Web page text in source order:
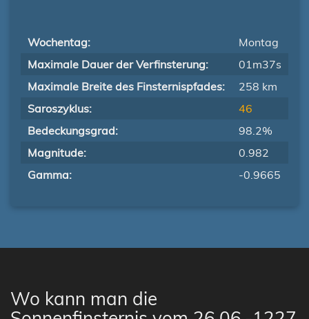
Wochentag:
Montag
Maximale Dauer der Verfinsterung:
01m37s
Maximale Breite des Finsternispfades:
258 km
Saroszyklus:
46
Bedeckungsgrad:
98.2%
Magnitude:
0.982
Gamma:
-0.9665
Wo kann man die